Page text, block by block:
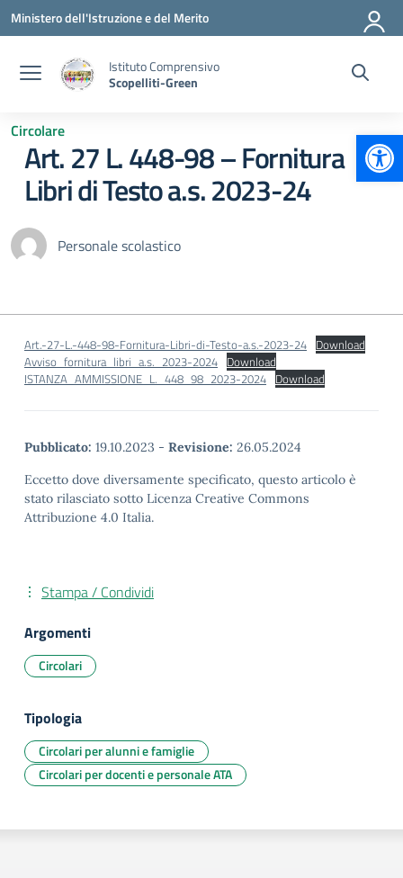
Vai ai contenuti
Vai al menu di navigazione
Vai al footer
Ministero dell'Istruzione e del Merito
Istituto Comprensivo
Scopelliti-Green
Circolare
Art. 27 L. 448-98 – Fornitura
Libri di Testo a.s. 2023-24
Personale scolastico
Art.-27-L.-448-98-Fornitura-Libri-di-Testo-a.s.-2023-24 Download
Avviso_fornitura_libri_a.s._2023-2024 Download
ISTANZA_AMMISSIONE_L._448_98_2023-2024 Download
Pubblicato: 19.10.2023 - Revisione: 26.05.2024
Eccetto dove diversamente specificato, questo articolo è
stato rilasciato sotto Licenza Creative Commons
Attribuzione 4.0 Italia.
Stampa / Condividi
Argomenti
Circolari
Tipologia
Circolari per alunni e famiglie
Circolari per docenti e personale ATA